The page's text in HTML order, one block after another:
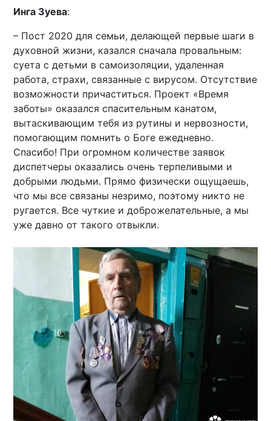
Инга Зуева:
– Пост 2020 для семьи, делающей первые шаги в
духовной жизни, казался сначала провальным:
суета с детьми в самоизоляции, удаленная
работа, страхи, связанные с вирусом. Отсутствие
возможности причаститься. Проект «Время
заботы» оказался спасительным канатом,
вытаскивающим тебя из рутины и нервозности,
помогающим помнить о Боге ежедневно.
Спасибо! При огромном количестве заявок
диспетчеры оказались очень терпеливыми и
добрыми людьми. Прямо физически ощущаешь,
что мы все связаны незримо, поэтому никто не
ругается. Все чуткие и доброжелательные, а мы
уже давно от такого отвыкли.